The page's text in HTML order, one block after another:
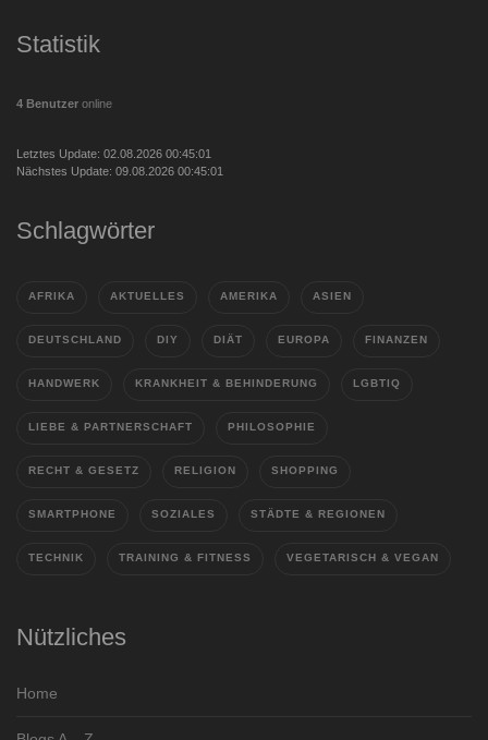
Statistik
4 Benutzer online
Letztes Update: 02.08.2026 00:45:01
Nächstes Update: 09.08.2026 00:45:01
Schlagwörter
AFRIKA AKTUELLES AMERIKA ASIEN
DEUTSCHLAND DIY DIÄT EUROPA FINANZEN
HANDWERK KRANKHEIT & BEHINDERUNG LGBTIQ
LIEBE & PARTNERSCHAFT PHILOSOPHIE
RECHT & GESETZ RELIGION SHOPPING
SMARTPHONE SOZIALES STÄDTE & REGIONEN
TECHNIK TRAINING & FITNESS VEGETARISCH & VEGAN
Nützliches
Home